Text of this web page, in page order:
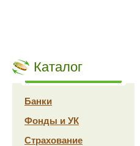
Каталог
Банки
Фонды и УК
Страхование